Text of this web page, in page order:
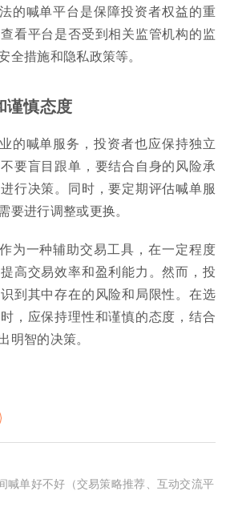
的喊单平台是保障投资者权益的重
看平台是否受到相关监管机构的监
全措施和隐私政策等。
谨慎态度
的喊单服务，投资者也应保持独立
要盲目跟单，要结合自身的风险承
行决策。同时，要定期评估喊单服
要进行调整或更换。
为一种辅助交易工具，在一定程度
高交易效率和盈利能力。然而，投
到其中存在的风险和局限性。在选
，应保持理性和谨慎的态度，结合
明智的决策。
喊单好不好（交易策略推荐、互动交流平